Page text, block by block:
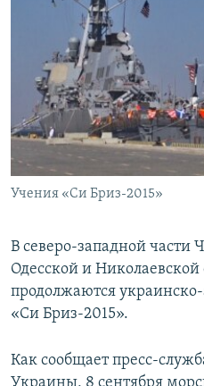
ТЕЛЕПРОЕКТ КРЫМ.РЕАЛИИ
СОВЕТЫ ПРАВОЗАЩИТНИКОВ
ПРОПАВШИЕ БЕЗ ВЕСТИ
ПОБЕДИТЕЛЕЙ НЕ СУДЯТ?
КРЫМ.НЕПОКОРЕННЫЙ
ELIFBE
УКРАИНСКАЯ ПРОБЛЕМА КРЫМА
Українською
Qırımtatar
ПРИСОЕДИНЯЙТЕСЬ!
Учения «Си Бриз-2015»
В северо-западной части
Одесской и
продолжаются
«Си Бриз-2015».
Как сообщает пресс-